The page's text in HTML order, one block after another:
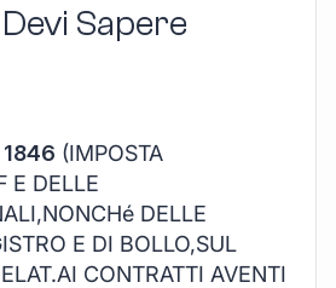
Sapere
(IMPOSTA
E DELLE
DELLE
E DI BOLLO,SUL
CONTRATTI AVENTI